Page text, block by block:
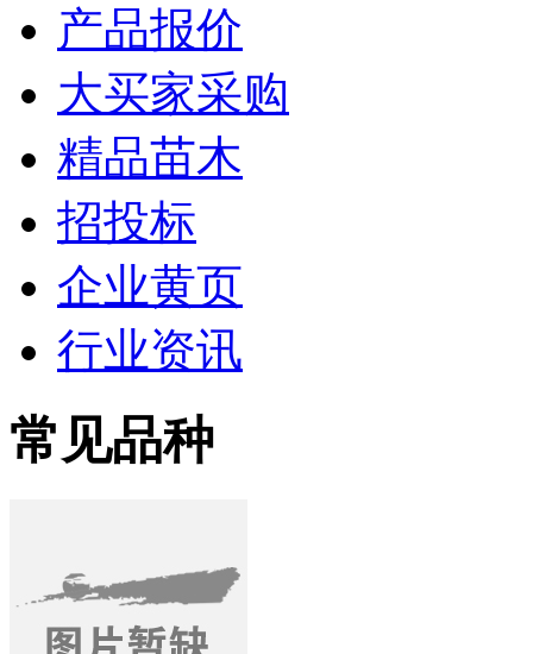
产品报价
大买家采购
精品苗木
招投标
企业黄页
行业资讯
常见品种